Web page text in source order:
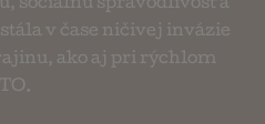
sociálnu spravodlivosť a
v čase ničivej invázie
ako aj pri rýchlom